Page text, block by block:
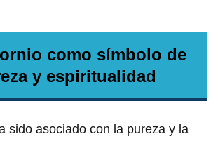
como símbolo de
y espiritualidad
sido asociado con la pureza y la